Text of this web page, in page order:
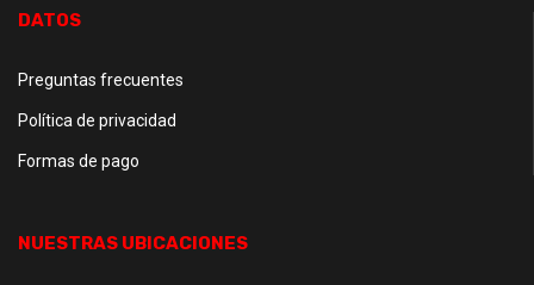
DATOS
Preguntas frecuentes
Política de privacidad
Formas de pago
NUESTRAS UBICACIONES